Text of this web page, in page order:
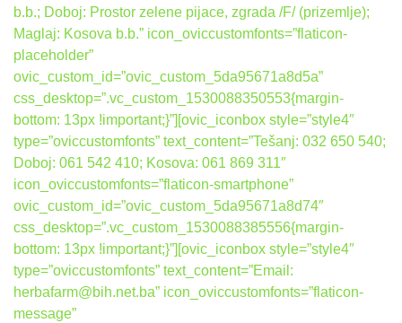
b.b.; Doboj: Prostor zelene pijace, zgrada /F/ (prizemlje);
Maglaj: Kosova b.b.” icon_oviccustomfonts=”flaticon-
placeholder”
ovic_custom_id=”ovic_custom_5da95671a8d5a”
css_desktop=”.vc_custom_1530088350553{margin-
bottom: 13px !important;}”][ovic_iconbox style=”style4″
type=”oviccustomfonts” text_content=”Tešanj: 032 650 540;
Doboj: 061 542 410; Kosova: 061 869 311″
icon_oviccustomfonts=”flaticon-smartphone”
ovic_custom_id=”ovic_custom_5da95671a8d74″
css_desktop=”.vc_custom_1530088385556{margin-
bottom: 13px !important;}”][ovic_iconbox style=”style4″
type=”oviccustomfonts” text_content=”Email:
herbafarm@bih.net.ba” icon_oviccustomfonts=”flaticon-
message”